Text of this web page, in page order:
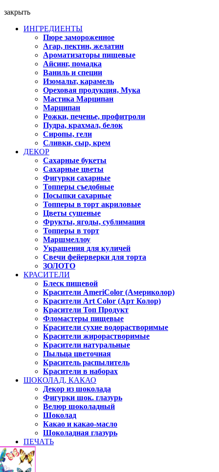
закрыть
ИНГРЕДИЕНТЫ
Пюре замороженное
Агар, пектин, желатин
Ароматизаторы пищевые
Айсинг, помадка
Ваниль и специи
Изомальт, карамель
Ореховая продукция, Мука
Мастика Марципан
Марципан
Рожки, печенье, профитроли
Пудра, крахмал, белок
Сиропы, гели
Сливки, сыр, крем
ДЕКОР
Сахарные букеты
Сахарные цветы
Фигурки сахарные
Топперы съедобные
Посыпки сахарные
Топперы в торт акриловые
Цветы сушеные
Фрукты, ягоды, сублимация
Топперы в торт
Маршмеллоу
Украшения для куличей
Свечи фейерверки для торта
ЗОЛОТО
КРАСИТЕЛИ
Блеск пищевой
Красители AmeriColor (Америколор)
Красители Art Color (Арт Колор)
Красители Топ Продукт
Фломастеры пищевые
Красители сухие водорастворимые
Красители жирорастворимые
Красители натуральные
Пыльца цветочная
Краситель распылитель
Красители в наборах
ШОКОЛАД, КАКАО
Декор из шоколада
Фигурки шок. глазурь
Велюр шоколадный
Шоколад
Какао и какао-масло
Шоколадная глазурь
ПЕЧАТЬ